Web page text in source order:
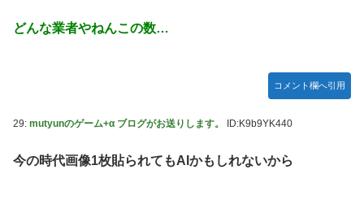
どんな業者やねんこの数…
コメント欄へ引用
29: mutyunのゲーム+α ブログがお送りします。 ID:K9b9YK440
今の時代画像1枚貼られてもAIかもしれないから